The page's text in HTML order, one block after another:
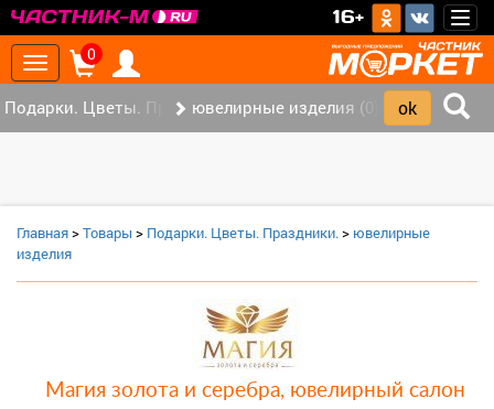
16+
Toggle
navigation
0
Подарки. Цветы. Праздники. (0)ювелирные изделия (0)
Главная>Товары > Подарки. Цветы. Праздники.> ювелирные
изделия
Магия золота и серебра, ювелирный салон